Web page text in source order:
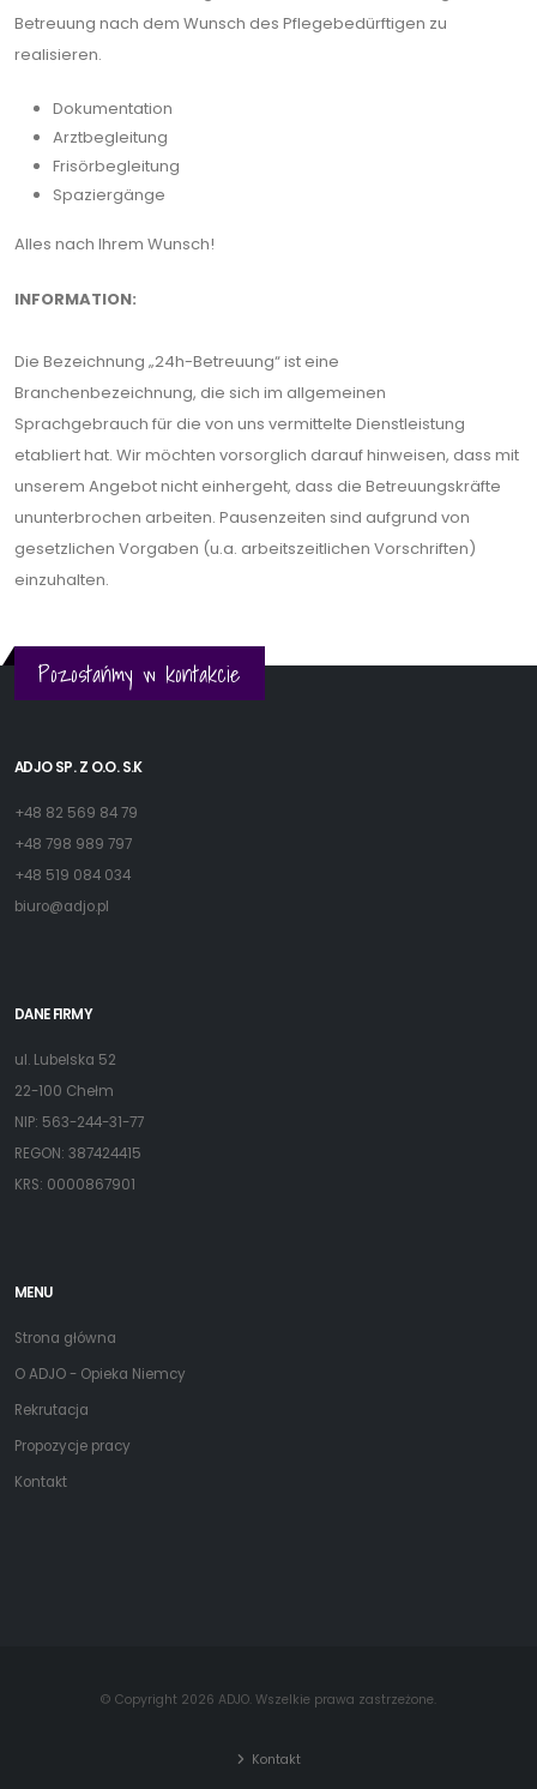
Betreuung nach dem Wunsch des Pflegebedürftigen zu
realisieren.
Dokumentation
Arztbegleitung
Frisörbegleitung
Spaziergänge
Alles nach Ihrem Wunsch!
INFORMATION:
Die Bezeichnung „24h-Betreuung“ ist eine
Branchenbezeichnung, die sich im allgemeinen
Sprachgebrauch für die von uns vermittelte Dienstleistung
etabliert hat. Wir möchten vorsorglich darauf hinweisen, dass mit
unserem Angebot nicht einhergeht, dass die Betreuungskräfte
ununterbrochen arbeiten. Pausenzeiten sind aufgrund von
gesetzlichen Vorgaben (u.a. arbeitszeitlichen Vorschriften)
einzuhalten.
Pozostańmy w kontakcie
ADJO SP. Z O.O. S.K
+48 82 569 84 79
+48 798 989 797
+48 519 084 034
biuro@adjo.pl
DANE FIRMY
ul. Lubelska 52
22-100 Chełm
NIP: 563-244-31-77
REGON: 387424415
KRS: 0000867901
MENU
Strona główna
O ADJO - Opieka Niemcy
Rekrutacja
Propozycje pracy
Kontakt
© Copyright 2026 ADJO. Wszelkie prawa zastrzeżone.
Kontakt